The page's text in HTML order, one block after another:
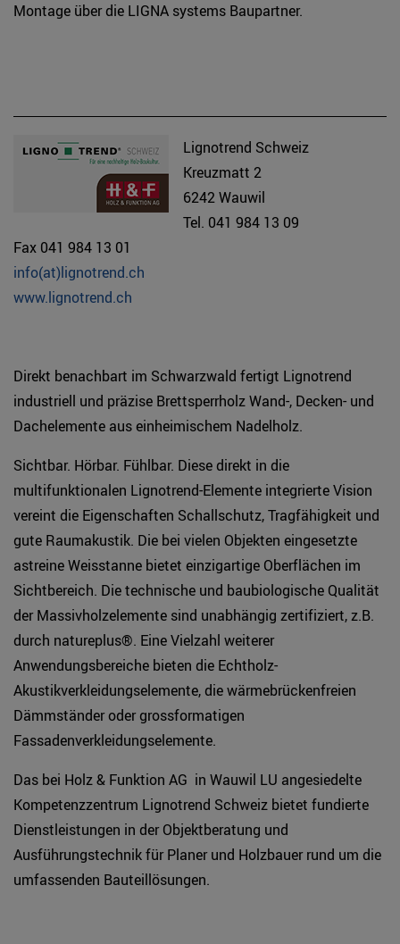
Montage über die LIGNA systems Baupartner.
Lignotrend Schweiz
Kreuzmatt 2
6242 Wauwil
Tel. 041 984 13 09
Fax 041 984 13 01
info(at)lignotrend.ch
www.lignotrend.ch
Direkt benachbart im Schwarzwald fertigt Lignotrend
industriell und präzise Brettsperrholz Wand-, Decken- und
Dachelemente aus einheimischem Nadelholz.
Sichtbar. Hörbar. Fühlbar. Diese direkt in die
multifunktionalen Lignotrend-Elemente integrierte Vision
vereint die Eigenschaften Schallschutz, Tragfähigkeit und
gute Raumakustik. Die bei vielen Objekten eingesetzte
astreine Weisstanne bietet einzigartige Oberflächen im
Sichtbereich. Die technische und baubiologische Qualität
der Massivholzelemente sind unabhängig zertifiziert, z.B.
durch natureplus®. Eine Vielzahl weiterer
Anwendungsbereiche bieten die Echtholz-
Akustikverkleidungselemente, die wärmebrückenfreien
Dämmständer oder grossformatigen
Fassadenverkleidungselemente.
Das bei Holz & Funktion AG in Wauwil LU angesiedelte
Kompetenzzentrum Lignotrend Schweiz bietet fundierte
Dienstleistungen in der Objektberatung und
Ausführungstechnik für Planer und Holzbauer rund um die
umfassenden Bauteillösungen.